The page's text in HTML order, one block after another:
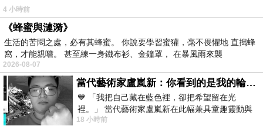
二小時內重複了一樣的內容讓我很厭煩，
假日˙早晨˙九點四十一分，我洗完衣服，曬完棉
被，打開手機、電腦，封鎖、刪除、黑名單。
4 小時前
《蜂蜜與漣漪》
生活的苦悶之處，必有其蜂蜜。 你說要學習蜜獾，毫不畏懼地 直搗蜂
窩，才能親嚐。 甚至練一身鐵布衫、金鐘罩， 在暴風雨來襲
2026-08-07
當代藝術家盧嵐新：你看到的是我的輪廓，還是你的故事？——藏在藍色裡的希望與光
💙 「我把自己藏在藍色裡，卻把希望留在光
裡。」 當代藝術家盧嵐新在此幅兼具童趣靈動與
抽象韻味的新作中，用湛藍的羽翼般色塊包覆著
18 小時前